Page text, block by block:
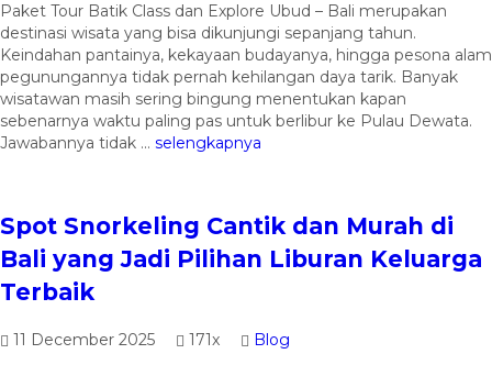
Paket Tour Batik Class dan Explore Ubud – Bali merupakan
destinasi wisata yang bisa dikunjungi sepanjang tahun.
Keindahan pantainya, kekayaan budayanya, hingga pesona alam
pegunungannya tidak pernah kehilangan daya tarik. Banyak
wisatawan masih sering bingung menentukan kapan
sebenarnya waktu paling pas untuk berlibur ke Pulau Dewata.
Jawabannya tidak ... selengkapnya
Spot Snorkeling Cantik dan Murah di
Bali yang Jadi Pilihan Liburan Keluarga
Terbaik
11 December 2025 171x
Blog